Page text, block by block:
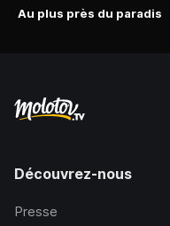
Au plus près du paradis
Découvrez-nous
Presse